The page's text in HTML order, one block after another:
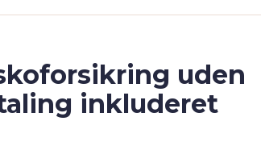
uden
inkluderet